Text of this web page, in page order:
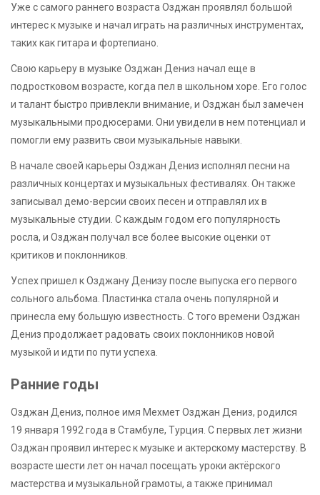
Уже с самого раннего возраста Озджан проявлял большой
интерес к музыке и начал играть на различных инструментах,
таких как гитара и фортепиано.
Свою карьеру в музыке Озджан Дениз начал еще в
подростковом возрасте, когда пел в школьном хоре. Его голос
и талант быстро привлекли внимание, и Озджан был замечен
музыкальными продюсерами. Они увидели в нем потенциал и
помогли ему развить свои музыкальные навыки.
В начале своей карьеры Озджан Дениз исполнял песни на
различных концертах и музыкальных фестивалях. Он также
записывал демо-версии своих песен и отправлял их в
музыкальные студии. С каждым годом его популярность
росла, и Озджан получал все более высокие оценки от
критиков и поклонников.
Успех пришел к Озджану Денизу после выпуска его первого
сольного альбома. Пластинка стала очень популярной и
принесла ему большую известность. С того времени Озджан
Дениз продолжает радовать своих поклонников новой
музыкой и идти по пути успеха.
Ранние годы
Озджан Дениз, полное имя Мехмет Озджан Дениз, родился
19 января 1992 года в Стамбуле, Турция. С первых лет жизни
Озджан проявил интерес к музыке и актерскому мастерству. В
возрасте шести лет он начал посещать уроки актёрского
мастерства и музыкальной грамоты, а также принимал